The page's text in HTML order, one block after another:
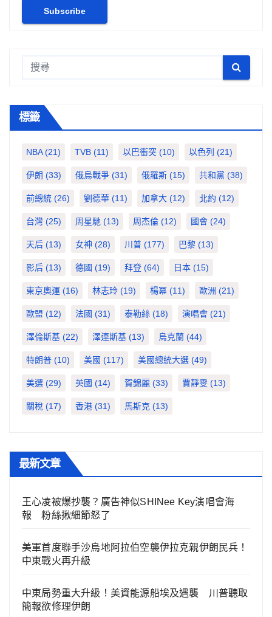
標籤
NBA(21) TVB (11) 以巴衝突 (10) 以色列 (21)
伊朗 (33) 俄烏戰爭 (31) 俄羅斯 (15) 共和黨 (38)
前總統 (26) 劉德華 (11) 加拿大 (12) 北約 (12)
台灣 (25) 周星馳 (13) 周杰倫 (12) 國會 (24)
天后 (13) 女神 (28) 川普 (177) 巴黎 (13)
影后 (13) 德國 (19) 拜登 (64) 日本 (15)
東京奧運 (16) 林志玲 (19) 楊冪 (11) 歐洲 (21)
歐盟 (12) 法國 (31) 泰勒絲 (18) 演唱會 (21)
澤倫斯基 (22) 澤連斯基 (13) 烏克蘭 (44)
特朗普 (10) 美國 (117) 美國總統大選 (49)
美選 (29) 英國 (14) 賀錦麗 (33) 賈靜雯 (13)
關稅 (17) 香港 (31) 馬斯克 (13)
最新文章
王心凌被爆抄襲？廣告神似SHINee Key演唱會海
報 粉絲揪細節怒了
美軍首度聯手沙烏地阿拉伯空襲伊拉克親伊朗民兵！
中東戰火再升級
中東局勢重大升級！美資能源船埃及遇襲 川普聽取
簡報欲修理伊朗